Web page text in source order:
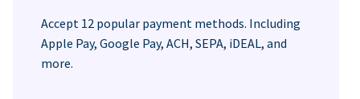
Accept 12 popular payment methods. Including
Apple Pay, Google Pay, ACH, SEPA, iDEAL, and
more.